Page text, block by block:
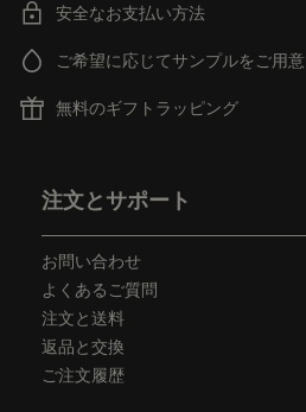
安全なお支払い方法
ご希望に応じてサンプルをご用意
無料のギフトラッピング
注文とサポート
お問い合わせ
よくあるご質問
注文と送料
返品と交換
ご注文履歴